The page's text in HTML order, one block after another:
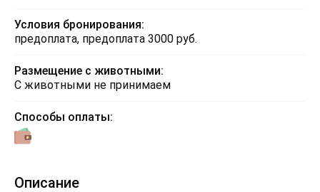
Условия бронирования:
предоплата, предоплата 3000 руб.
Размещение с животными:
С животными не принимаем
Способы оплаты:
Описание